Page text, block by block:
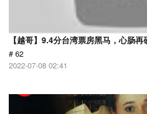
【越哥】9.4分台湾票房黑马，心肠再
# 62
2022-07-08 02:41